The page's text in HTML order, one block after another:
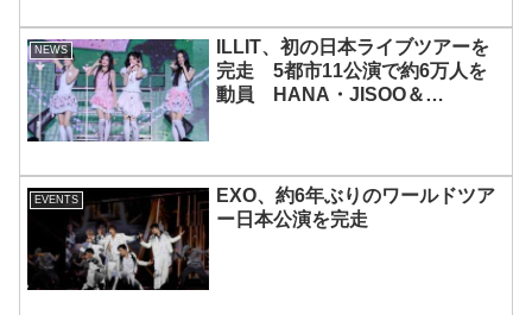
NEWS
ILLIT、初の日本ライブツアーを
完走 5都市11公演で約6万人を
動員 HANA・JISOO＆
EVENTS
EXO、約6年ぶりのワールドツア
ー日本公演を完走